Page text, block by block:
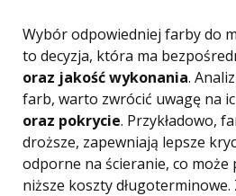
Wybór odpowiedniej farby do
to decyzja, która ma
oraz jakość wykonania.
farb, warto zwrócić uwagę na
oraz pokrycie. Przykładowo,
droższe, zapewniają lepsze
odporne na ścieranie, co może
niższe koszty